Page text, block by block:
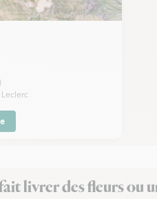
livrer des fleurs ou